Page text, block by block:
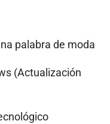
palabra de moda
(Actualización